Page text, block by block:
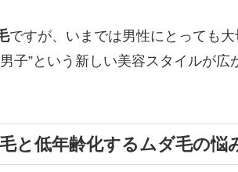
ですが、いまでは男性にとっても大
子”という新しい美容スタイルが広
と低年齢化するムダ毛の悩